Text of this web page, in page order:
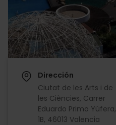
Dirección
Ciutat de les Arts i de
les Ciències, Carrer
Eduardo Primo Yúfera,
1B, 46013 Valencia